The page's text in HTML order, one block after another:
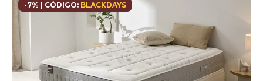
-7% | CÓDIGO: BLACKDAYS